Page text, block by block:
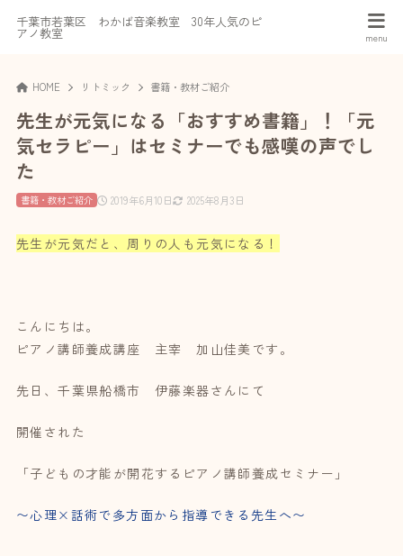
千葉市若葉区 わかば音楽教室 30年人気のピ
アノ教室
HOME リトミック 書籍・教材ご紹介
先生が元気になる「おすすめ書籍」！「元
気セラピー」はセミナーでも感嘆の声でし
た
2019年6月10日 2025年8月3日
書籍・教材ご紹介
先生が元気だと、周りの人も元気になる！
こんにちは。
ピアノ講師養成講座 主宰 加山佳美です。
先日、千葉県船橋市 伊藤楽器さんにて
開催された
「子どもの才能が開花するピアノ講師養成セミナー」
〜心理×話術で多方面から指導できる先生へ〜